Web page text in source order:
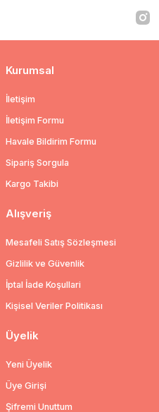
Kurumsal
İletişim
İletişim Formu
Havale Bildirim Formu
Sipariş Sorgula
Kargo Takibi
Alışveriş
Mesafeli Satış Sözleşmesi
Gizlilik ve Güvenlik
İptal İade Koşullari
Kişisel Veriler Politikası
Üyelik
Yeni Üyelik
Üye Girişi
Şifremi Unuttum